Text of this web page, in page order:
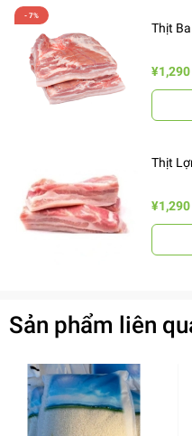
Thịt
¥1,290
Thịt
¥1,290
Sản phẩm liên